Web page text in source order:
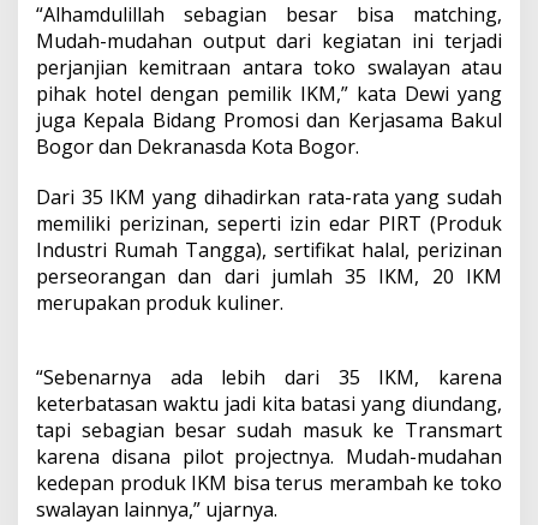
“Alhamdulillah sebagian besar bisa matching,
Mudah-mudahan output dari kegiatan ini terjadi
perjanjian kemitraan antara toko swalayan atau
pihak hotel dengan pemilik IKM,” kata Dewi yang
juga Kepala Bidang Promosi dan Kerjasama Bakul
Bogor dan Dekranasda Kota Bogor.
Dari 35 IKM yang dihadirkan rata-rata yang sudah
memiliki perizinan, seperti izin edar PIRT (Produk
Industri Rumah Tangga), sertifikat halal, perizinan
perseorangan dan dari jumlah 35 IKM, 20 IKM
merupakan produk kuliner.
“Sebenarnya ada lebih dari 35 IKM, karena
keterbatasan waktu jadi kita batasi yang diundang,
tapi sebagian besar sudah masuk ke Transmart
karena disana pilot projectnya. Mudah-mudahan
kedepan produk IKM bisa terus merambah ke toko
swalayan lainnya,” ujarnya.